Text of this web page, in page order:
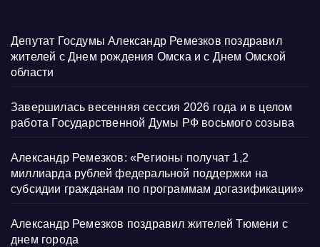
Депутат Госдумы Александр Ремезков поздравил
жителей с Днем рождения Омска и с Днем Омской
области
Завершилась весенняя сессия 2026 года и в целом
работа Государственной Думы РФ восьмого созыва
Александр Ремезков: «Регионы получат 1,2
миллиарда рублей федеральной поддержки на
субсидии гражданам по программам догазификации»
Александр Ремезков поздравил жителей Тюмени с
днем города